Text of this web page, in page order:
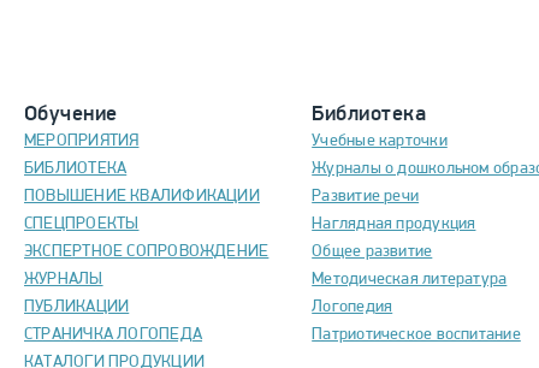
Обучение
МЕРОПРИЯТИЯ
БИБЛИОТЕКА
ПОВЫШЕНИЕ КВАЛИФИКАЦИИ
СПЕЦПРОЕКТЫ
ЭКСПЕРТНОЕ СОПРОВОЖДЕНИЕ
ЖУРНАЛЫ
ПУБЛИКАЦИИ
СТРАНИЧКА ЛОГОПЕДА
КАТАЛОГИ ПРОДУКЦИИ
Библиотека
Учебные карточки
Журналы о дошкольном
Развитие речи
Наглядная продукция
Общее развитие
Методическая литература
Логопедия
Патриотическое воспитание